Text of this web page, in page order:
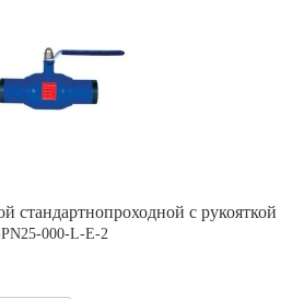
стандартнопроходной с рукояткой
000-L-E-2